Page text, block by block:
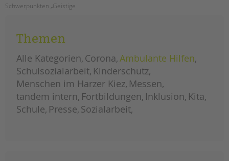
Schwerpunkten „Geistige
„LIEBESLEBEN“ statt.
weiterlesenpestalozzi-
schule:
drei
tage
für
sexuelle
gesundheit
und
aufklärung
Themen
Alle Kategorien Corona Ambulante Hilfen
Schulsozialarbeit Kinderschutz
Menschen im Harzer Kiez Messen
tandem intern Fortbildungen Inklusion Kita
Schule Presse Sozialarbeit